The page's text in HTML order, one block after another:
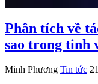
Phân tích về
sao trong tinh
Minh Phương Tin tức